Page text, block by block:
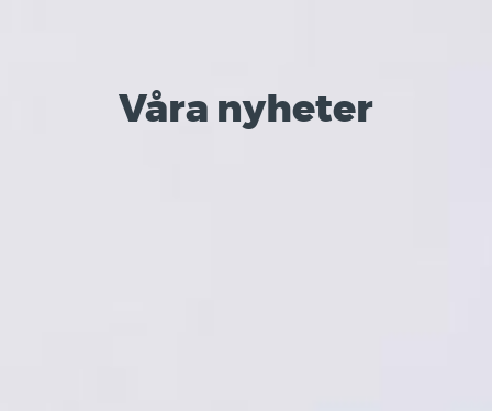
Våra nyheter